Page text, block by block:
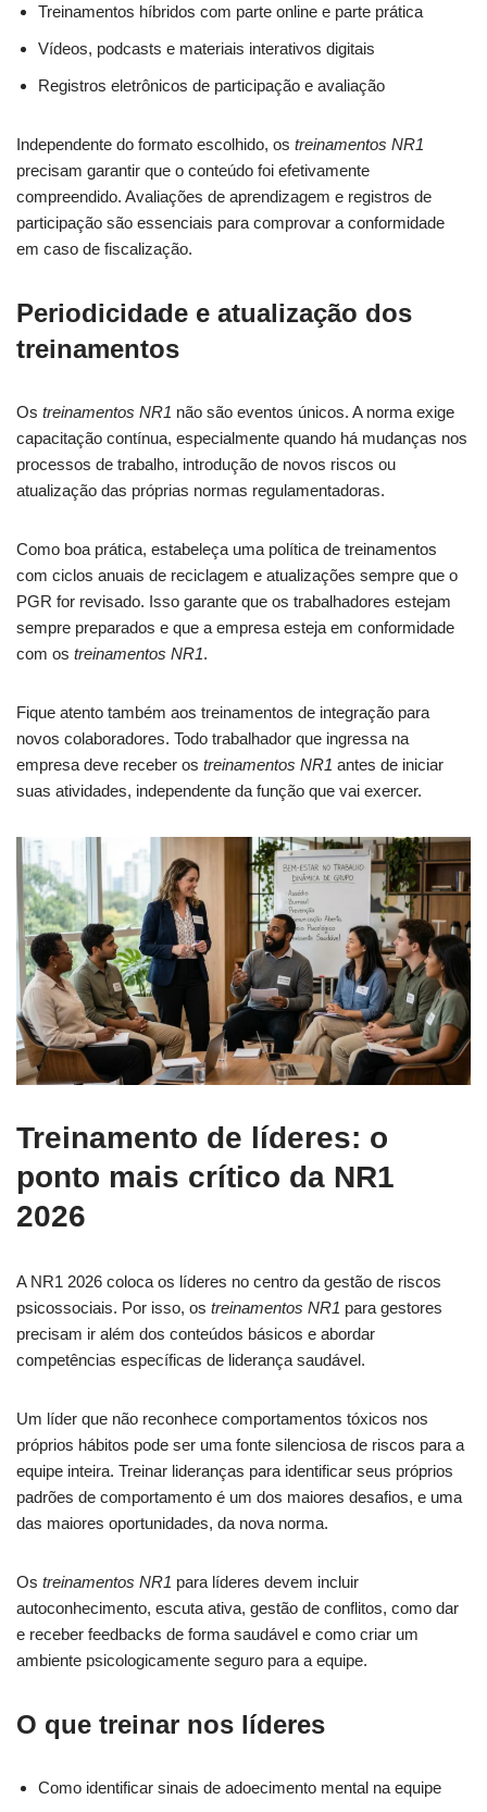
Treinamentos híbridos com parte online e parte prática
Vídeos, podcasts e materiais interativos digitais
Registros eletrônicos de participação e avaliação
Independente do formato escolhido, os treinamentos NR1
precisam garantir que o conteúdo foi efetivamente
compreendido. Avaliações de aprendizagem e registros de
participação são essenciais para comprovar a conformidade
em caso de fiscalização.
Periodicidade e atualização dos
treinamentos
Os treinamentos NR1 não são eventos únicos. A norma exige
capacitação contínua, especialmente quando há mudanças nos
processos de trabalho, introdução de novos riscos ou
atualização das próprias normas regulamentadoras.
Como boa prática, estabeleça uma política de treinamentos
com ciclos anuais de reciclagem e atualizações sempre que o
PGR for revisado. Isso garante que os trabalhadores estejam
sempre preparados e que a empresa esteja em conformidade
com os treinamentos NR1.
Fique atento também aos treinamentos de integração para
novos colaboradores. Todo trabalhador que ingressa na
empresa deve receber os treinamentos NR1 antes de iniciar
suas atividades, independente da função que vai exercer.
Treinamento de líderes: o
ponto mais crítico da NR1
2026
A NR1 2026 coloca os líderes no centro da gestão de riscos
psicossociais. Por isso, os treinamentos NR1 para gestores
precisam ir além dos conteúdos básicos e abordar
competências específicas de liderança saudável.
Um líder que não reconhece comportamentos tóxicos nos
próprios hábitos pode ser uma fonte silenciosa de riscos para a
equipe inteira. Treinar lideranças para identificar seus próprios
padrões de comportamento é um dos maiores desafios, e uma
das maiores oportunidades, da nova norma.
Os treinamentos NR1 para líderes devem incluir
autoconhecimento, escuta ativa, gestão de conflitos, como dar
e receber feedbacks de forma saudável e como criar um
ambiente psicologicamente seguro para a equipe.
O que treinar nos líderes
Como identificar sinais de adoecimento mental na equipe